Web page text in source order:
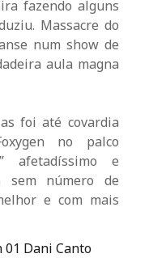
fazendo alguns
Massacre do
num show de
aula magna
foi até covardia
no palco
afetadíssimo e
sem número de
e com mais